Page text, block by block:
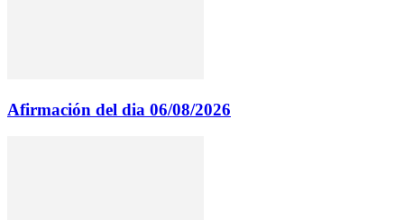
Afirmación del dia 06/08/2026